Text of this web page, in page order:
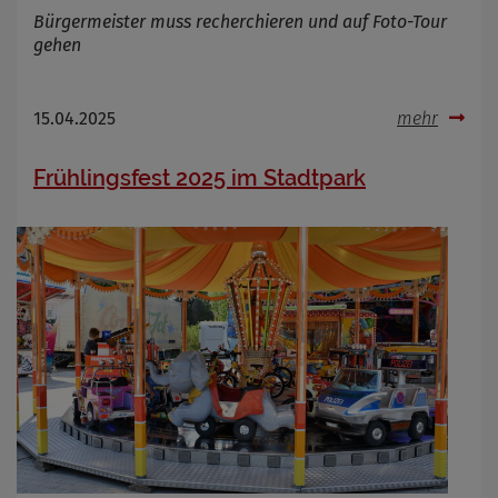
Bürgermeister muss recherchieren und auf Foto-Tour
gehen
15.04.2025 mehr
Frühlingsfest 2025 im Stadtpark